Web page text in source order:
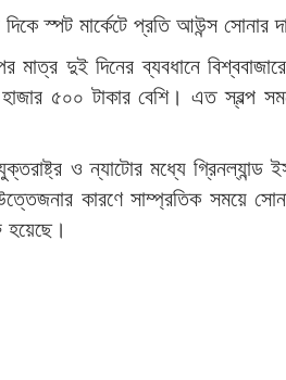
স্পট মার্কেটে প্রতি আউন্স
মাত্র দুই দিনের ব্যবধানে
৫০০ টাকার বেশি। এত স্বল্প
ও ন্যাটোর মধ্যে
কারণে সাম্প্রতিক সময়ে